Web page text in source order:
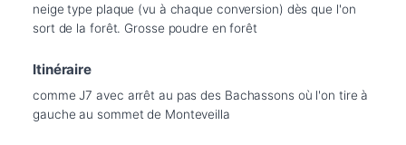
neige type plaque (vu à chaque conversion) dès que l'on
sort de la forêt. Grosse poudre en forêt
Itinéraire
comme J7 avec arrêt au pas des Bachassons où l'on tire à
gauche au sommet de Monteveilla